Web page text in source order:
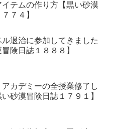
テムの作り方【黒い砂漠
７４】
退治に参加してきました
冒険日誌１８８８】
カデミーの全授業修了し
砂漠冒険日誌１７９１】